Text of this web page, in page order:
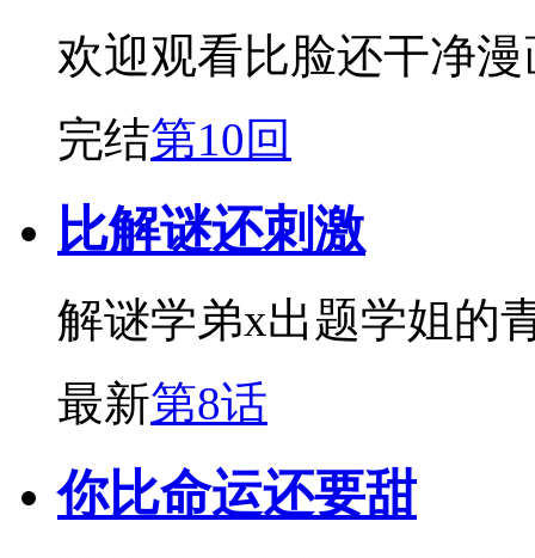
欢迎观看比脸还干净漫
完结第10回
比解谜还刺激
解谜学弟x出题学姐的
最新第8话
你比命运还要甜